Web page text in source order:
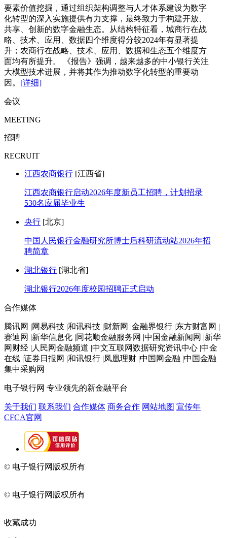
要素价值挖掘，通过组织架构调整与人才体系建设为数字
化转型的深入实施提供有力支撑，最终致力于构建开放、
共享、创新的数字金融生态。从结构特征看，城商行在战
略、技术、应用、数据四个维度得分较2024年有显著提
升；农商行在战略、技术、应用、数据和生态五个维度方
面均有所提升。 《报告》强调，越来越多的中小银行关注
大模型技术进展，并将其作为推动数字化转型的重要动
因。 [详细]
会议
MEETING
招聘
RECRUIT
江西农商银行 [江西省]
江西农商银行启动2026年度新员工招聘，计划招录
530名应届毕业生
央行 [北京]
中国人民银行金融研究所博士后科研流动站2026年招
聘简章
湖北银行 [湖北省]
湖北银行2026年度校园招聘正式启动
合作媒体
腾讯网 |网易科技 |和讯科技 |财新网 |金融界银行 |东方财富网 |
赛迪网 |新华信息化 |同花顺金融服务网 |中国金融新闻网 |新华
网财经 |人民网金融频道 |中文互联网数据研究资讯中心 |中金
在线 |证券日报网 |和讯银行 |凤凰理财 |中国网金融 |中国金融
集中采购网
电子银行网 专业领先的新金融平台
关于我们 联系我们 合作媒体 商务合作 网站地图 宣传年
CFCA官网
© 电子银行网版权所有
© 电子银行网版权所有
收藏成功